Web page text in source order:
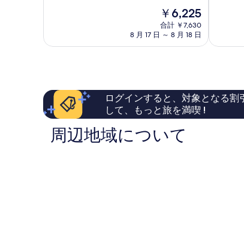
タ
な
み
い
常
口
ミ
5,392
件
件
現
在
の
￥6,225
合計 ￥7,630
8 月 17 日 ～ 8 月 18 日
町
口
件
件
口
ログインすると、対象となる
して、もっと旅を満喫 !
周辺地域について